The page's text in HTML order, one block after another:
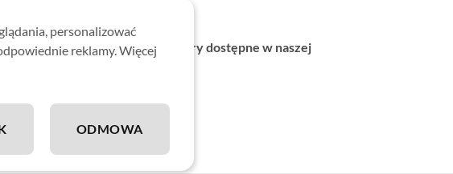
całej rodziny! Wszystkie rozmiary dostępne w naszej
personalizować
reklamy. Więcej
ODMOWA